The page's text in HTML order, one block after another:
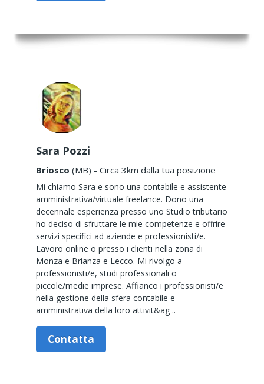
Sara Pozzi
Briosco (MB) - Circa 3km dalla tua posizione
Mi chiamo Sara e sono una contabile e assistente
amministrativa/virtuale freelance. Dono una
decennale esperienza presso uno Studio tributario
ho deciso di sfruttare le mie competenze e offrire
servizi specifici ad aziende e professionisti/e.
Lavoro online o presso i clienti nella zona di
Monza e Brianza e Lecco. Mi rivolgo a
professionisti/e, studi professionali o
piccole/medie imprese. Affianco i professionisti/e
nella gestione della sfera contabile e
amministrativa della loro attivit&ag ..
Contatta